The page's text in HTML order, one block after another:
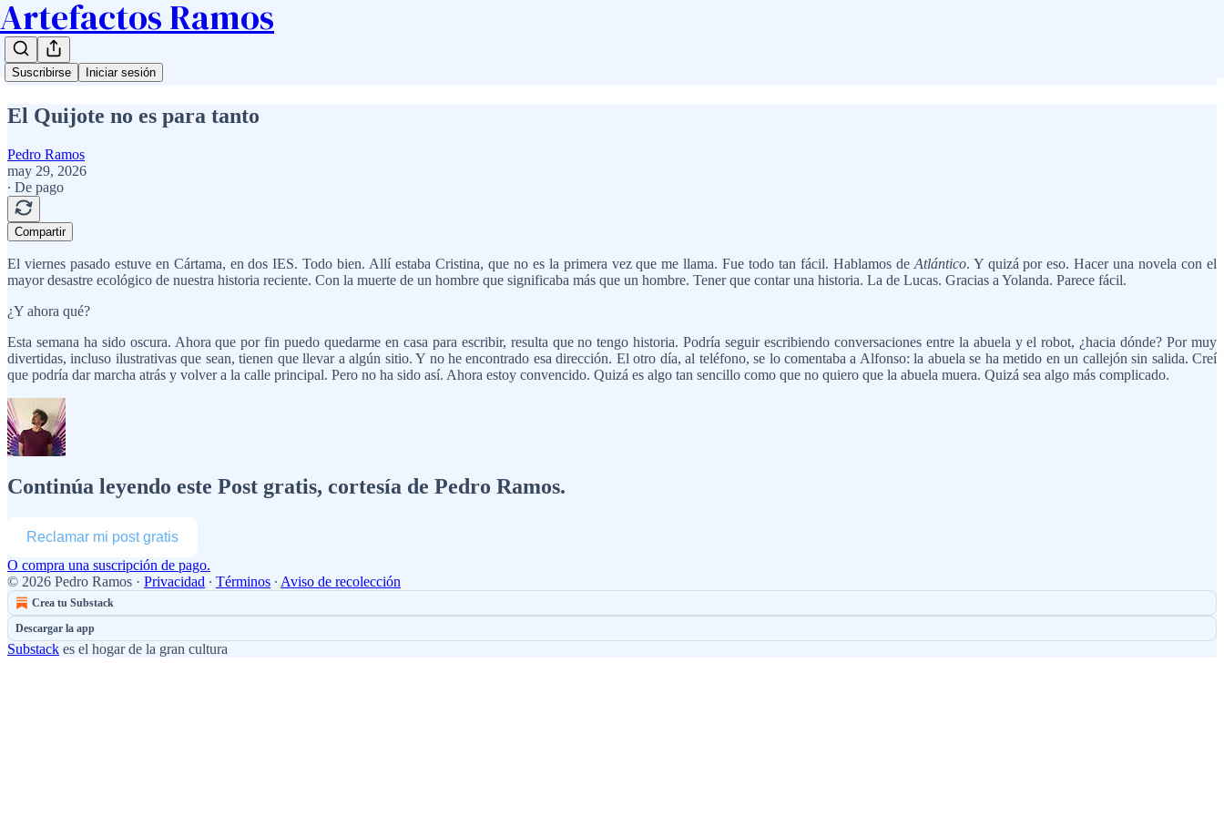
Artefactos Ramos
Suscribirse Iniciar sesión
El Quijote no es para tanto
Pedro Ramos
may 29, 2026
∙ De pago
Compartir
El viernes pasado estuve en Cártama, en dos IES. Todo bien. Allí estaba Cristina, que no es la primera vez que me llama. Fue todo tan fácil. Hablamos de Atlántico. Y quizá por eso. Hacer una novela con el
mayor desastre ecológico de nuestra historia reciente. Con la muerte de un hombre que significaba más que un hombre. Tener que contar una historia. La de Lucas. Gracias a Yolanda. Parece fácil.
¿Y ahora qué?
Esta semana ha sido oscura. Ahora que por fin puedo quedarme en casa para escribir, resulta que no tengo historia. Podría seguir escribiendo conversaciones entre la abuela y el robot, ¿hacia dónde? Por muy
divertidas, incluso ilustrativas que sean, tienen que llevar a algún sitio. Y no he encontrado esa dirección. El otro día, al teléfono, se lo comentaba a Alfonso: la abuela se ha metido en un callejón sin salida. Creí
que podría dar marcha atrás y volver a la calle principal. Pero no ha sido así. Ahora estoy convencido. Quizá es algo tan sencillo como que no quiero que la abuela muera. Quizá sea algo más complicado.
Continúa leyendo este Post gratis, cortesía de Pedro Ramos.
Reclamar mi post gratis
O compra una suscripción de pago.
© 2026 Pedro Ramos · Privacidad ∙ Términos ∙ Aviso de recolección
Crea tu Substack
Descargar la app
Substack es el hogar de la gran cultura